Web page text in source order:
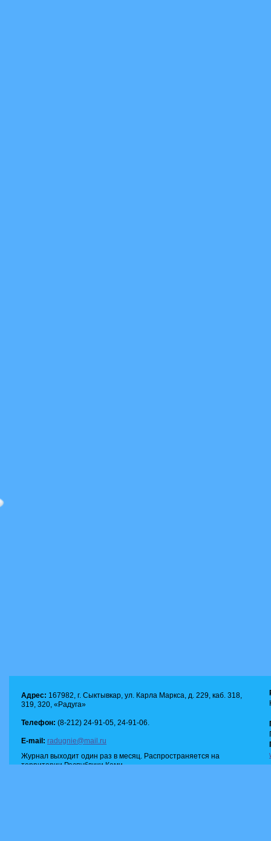
Адрес: 167982, г. Сыктывкар, ул. Карла Маркса, д. 229, каб. 318,
319, 320, «Радуга»
Телефон: (8-212) 24-91-05, 24-91-06.
E-mail: radugnie@mail.ru
Журнал выходит один раз в месяц. Распространяется на
территории Республики Коми.